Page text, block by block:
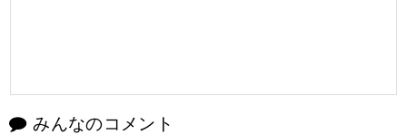
みんなのコメント